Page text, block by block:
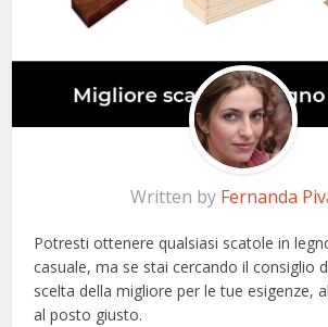
Written by Fernanda
Potresti ottenere qualsiasi scatole in
casuale, ma se stai cercando il consiglio
scelta della migliore per le tue esigenze,
al posto giusto.